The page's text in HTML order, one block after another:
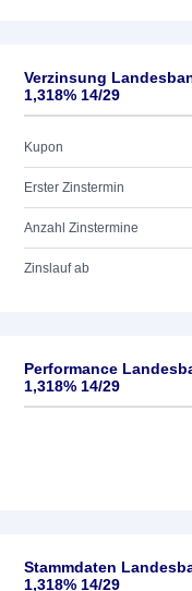
Verzinsung
1,318% 14/29
Kupon
Erster Zinstermin
Anzahl Zinstermine
Zinslauf ab
Performance
1,318% 14/29
Stammdaten
1,318% 14/29